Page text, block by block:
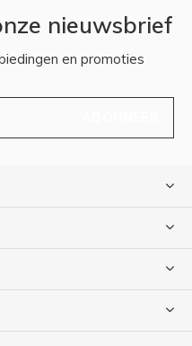
nieuwsbrief
en promoties